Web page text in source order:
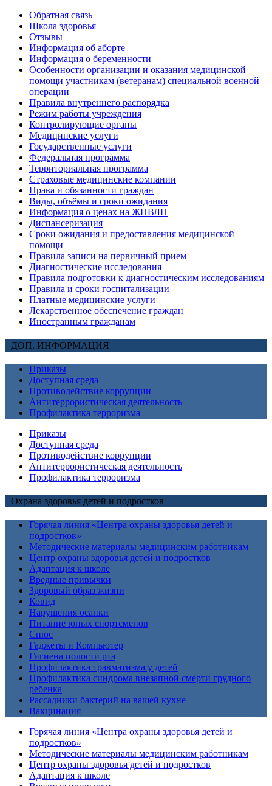
Обратная связь
Школа здоровья
Отзывы
Информация об аборте
Информация о беременности
Особенности организации и оказания медицинской
помощи участникам (ветеранам) специальной военной
операции
Правила внутреннего распорядка
Режим работы учреждения
Контролирующие органы
Медицинские услуги
Государственные услуги
Федеральная программа
Территориальная программа
Страховые медицинские компании
Права и обязанности граждан
Виды, объёмы и сроки ожидания
Информация о ценах на ЖНВЛП
Диспансеризация
Сроки ожидания и предоставления медицинской
помощи
Правила записи на первичный прием
Диагностические исследования
Правила подготовки к диагностическим исследованиям
Правила и сроки госпитализации
Платные медицинские услуги
Лекарственное обеспечение граждан
Иностранным гражданам
ДОП. ИНФОРМАЦИЯ
Приказы
Доступная среда
Противодействие коррупции
Антитеррористическая деятельность
Профилактика терроризма
Приказы
Доступная среда
Противодействие коррупции
Антитеррористическая деятельность
Профилактика терроризма
Охрана здоровья детей и подростков
Горячая линия «Центра охраны здоровья детей и
подростков»
Методические материалы медицинским работникам
Центр охраны здоровья детей и подростков
Адаптация к школе
Вредные привычки
Здоровый образ жизни
Ковид
Нарушения осанки
Питание юных спортсменов
Снюс
Гаджеты и Компьютер
Гигиена полости рта
Профилактика травматизма у детей
Профилактика синдрома внезапной смерти грудного
ребенка
Рассадники бактерий на вашей кухне
Вакцинация
Горячая линия «Центра охраны здоровья детей и
подростков»
Методические материалы медицинским работникам
Центр охраны здоровья детей и подростков
Адаптация к школе